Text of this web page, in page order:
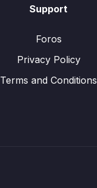
Support
Foros
Privacy Policy
Terms and Conditions